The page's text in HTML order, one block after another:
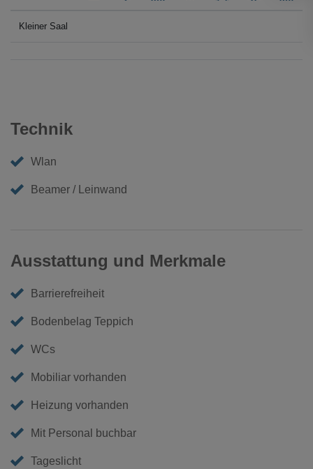
Kleiner Saal
Technik
Wlan
Beamer / Leinwand
Ausstattung und Merkmale
Barrierefreiheit
Bodenbelag Teppich
WCs
Mobiliar vorhanden
Heizung vorhanden
Mit Personal buchbar
Tageslicht